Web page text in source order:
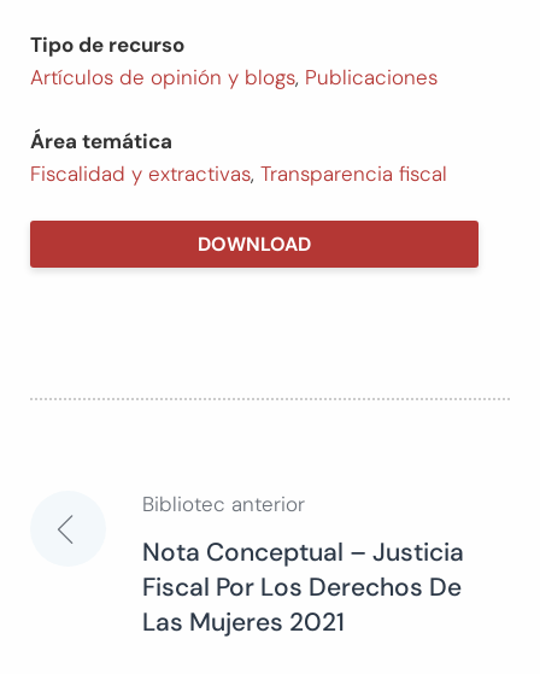
Tipo de recurso
Artículos de opinión y blogs, Publicaciones
Área temática
Fiscalidad y extractivas, Transparencia fiscal
DOWNLOAD
Navegación
Bibliotec anterior
Nota Conceptual – Justicia
Fiscal Por Los Derechos De
Las Mujeres 2021